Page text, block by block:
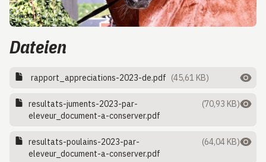
Dateien
rapport_appreciations-2023-de.pdf (45,61 KB)
resultats-juments-2023-par-
eleveur_document-a-conserver.pdf
(70,93 KB)
resultats-poulains-2023-par-
eleveur_document-a-conserver.pdf
(64,04 KB)